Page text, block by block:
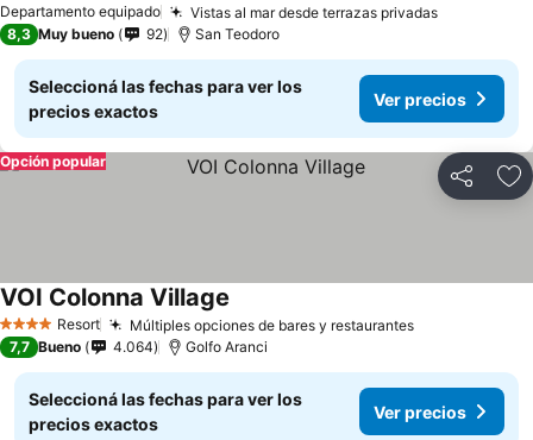
Departamento equipado Vistas al mar desde terrazas privadas
8,3 Muy bueno 92 San Teodoro
Seleccioná las fechas para ver los
precios exactos
Ver precios
Compartir
Opción popular
4 EstrellasResort Múltiples opciones de bares y restaurantes
VOI Colonna Village
7,7 Bueno 4.064 Golfo Aranci
Seleccioná las fechas para ver los
precios exactos
Ver precios